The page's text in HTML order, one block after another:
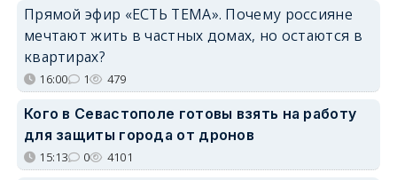
Прямой эфир «ЕСТЬ ТЕМА». Почему россияне
мечтают жить в частных домах, но остаются в
квартирах?
16:00 1 479
Кого в Севастополе готовы взять на работу
для защиты города от дронов
15:13 0 4101